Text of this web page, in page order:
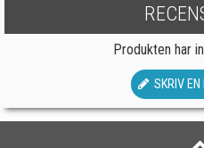
Produkten har
SKRIV EN